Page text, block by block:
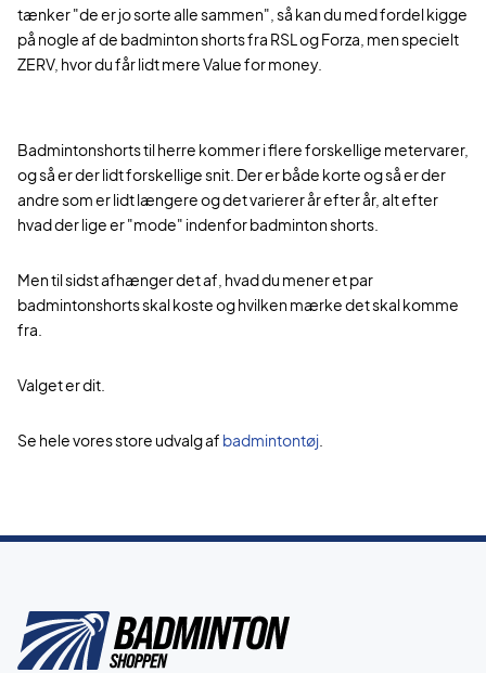
tænker "de er jo sorte alle sammen", så kan du med fordel kigge
på nogle af de badminton shorts fra RSL og Forza, men specielt
ZERV, hvor du får lidt mere Value for money.
Badmintonshorts til herre kommer i flere forskellige metervarer,
og så er der lidt forskellige snit. Der er både korte og så er der
andre som er lidt længere og det varierer år efter år, alt efter
hvad der lige er "mode" indenfor badminton shorts.
Men til sidst afhænger det af, hvad du mener et par
badmintonshorts skal koste og hvilken mærke det skal komme
fra.
Valget er dit.
Se hele vores store udvalg af badmintontøj